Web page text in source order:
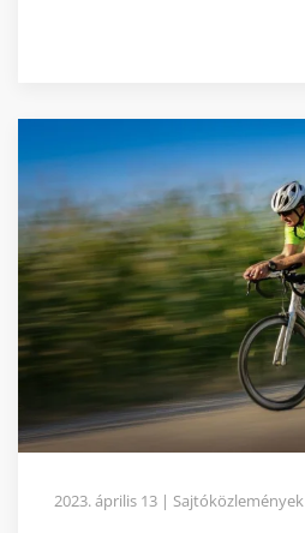
2023. április 13 | Sajtóközlemények